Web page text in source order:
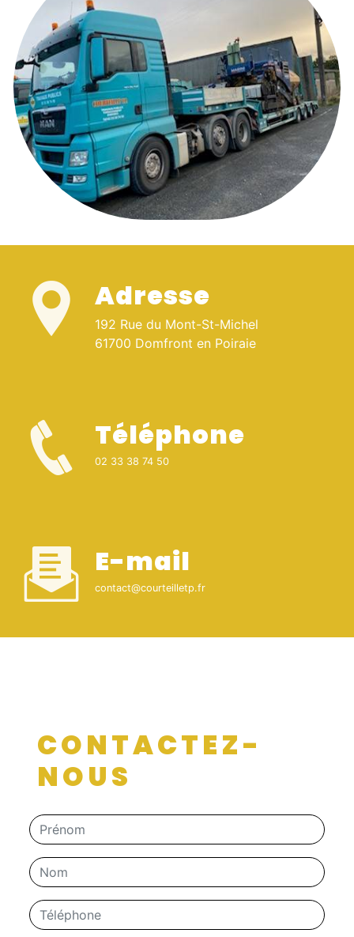
Adresse
192 Rue du Mont-St-Michel
61700 Domfront en Poiraie
Téléphone
02 33 38 74 50
E-mail
contact@courteilletp.fr
CONTACTEZ-
NOUS